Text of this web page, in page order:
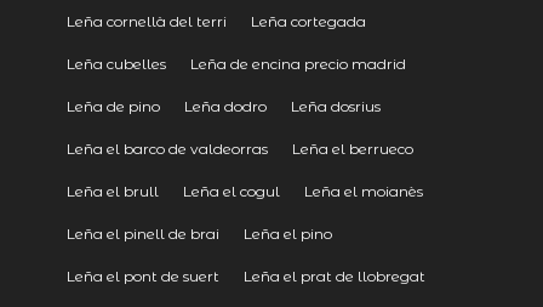
Leña cornellà del terri Leña cortegada
Leña cubelles Leña de encina precio madrid
Leña de pino Leña dodro Leña dosrius
Leña el barco de valdeorras Leña el berrueco
Leña el brull Leña el cogul Leña el moianès
Leña el pinell de brai Leña el pino
Leña el pont de suert Leña el prat de llobregat